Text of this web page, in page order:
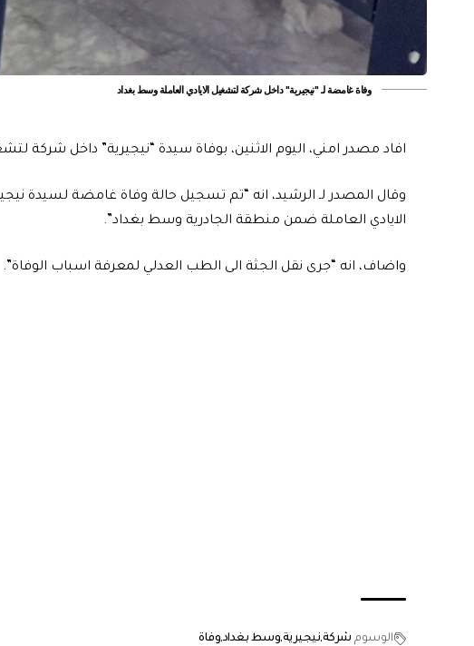
وفاة غامضة لـ "نيجيرية" داخل شركة لتشغيل الايادي العاملة وسط بغداد
افاد مصدر امني، اليوم الاثنين، بوفاة سيدة “نيجيرية” داخل شركة
وقال المصدر لـ الرشيد، انه “تم تسجيل حالة وفاة غامضة لسيدة
الايادي العاملة ضمن منطقة الجادرية وسط بغداد”.
واضاف، انه “جرى نقل الجثة الى الطب العدلي لمعرفة اسباب الوفاة”.
الوسوم شركة نيجيرية وسط بغداد وفاة